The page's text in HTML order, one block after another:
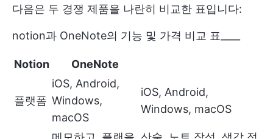
다음은 두 경쟁 제품을 나란히 비교한 표입니다:
notion과 OneNote의 기능 및 가격 비교 표____
Notion OneNote
플랫폼
iOS, Android,
Windows,
macOS
iOS, Android,
Windows, macOS